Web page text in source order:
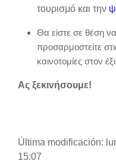
τουρισμό και την
Θα είστε σε θέση
προσαρμοστείτε
καινοτομίες στον
Ας ξεκινήσουμε!
Última modificación:
15:07